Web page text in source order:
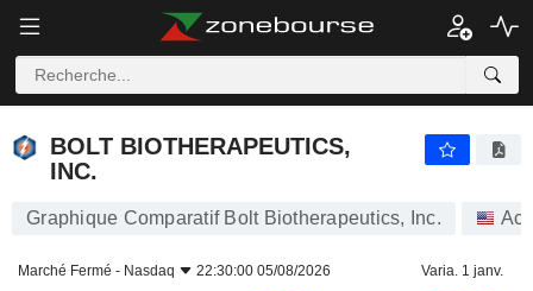
BOLT BIOTHERAPEUTICS, INC.
BOLT BIOTHERAPEUTICS,
INC.
Graphique Comparatif Bolt Biotherapeutics, Inc.
Marché Fermé - Nasdaq 22:30:00 05/08/2026 Varia. 1 janv.